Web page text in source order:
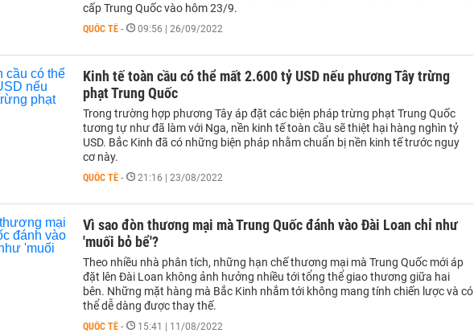
cấp Trung Quốc vào hôm 23/9.
QUỐC TẾ - 09:56 | 26/09/2022
Kinh tế toàn cầu có thể mất 2.600 tỷ USD nếu phương Tây trừng
phạt Trung Quốc
Trong trường hợp phương Tây áp đặt các biện pháp trừng phạt Trung Quốc
tương tự như đã làm với Nga, nền kinh tế toàn cầu sẽ thiệt hại hàng nghìn tỷ
USD. Bắc Kinh đã có những biện pháp nhằm chuẩn bị nền kinh tế trước nguy
cơ này.
QUỐC TẾ - 21:16 | 23/08/2022
Vì sao đòn thương mại mà Trung Quốc đánh vào Đài Loan chỉ như
'muối bỏ bể'?
Theo nhiều nhà phân tích, những hạn chế thương mại mà Trung Quốc mới áp
đặt lên Đài Loan không ảnh hưởng nhiều tới tổng thể giao thương giữa hai
bên. Những mặt hàng mà Bắc Kinh nhắm tới không mang tính chiến lược và có
thể dễ dàng được thay thế.
QUỐC TẾ - 15:41 | 11/08/2022